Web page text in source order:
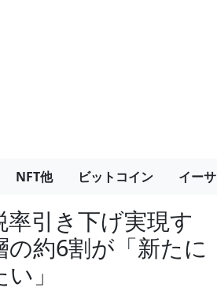
NFT他 ビットコイン イー
引き下げ実現す
の約6割が「新たに
」